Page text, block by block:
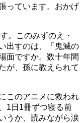
っています。おかげ
。このみずのえ・
出すのは、「鬼滅の
面ですか。数十年間
が、孫に教えられて
このアニメに救われ
1日1冊ずつ寝る前
うか、読みながら涙